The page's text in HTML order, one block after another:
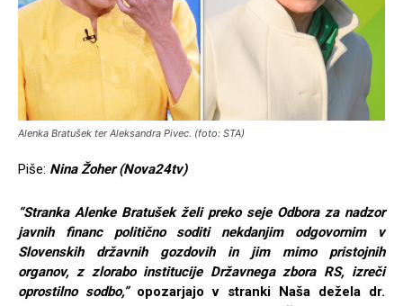
Alenka Bratušek ter Aleksandra Pivec. (foto: STA)
Piše: Nina Žoher (Nova24tv)
“Stranka Alenke Bratušek želi preko seje Odbora za nadzor
javnih financ politično soditi nekdanjim odgovornim v
Slovenskih državnih gozdovih in jim mimo pristojnih
organov, z zlorabo institucije Državnega zbora RS, izreči
oprostilno sodbo,”opozarjajo v stranki Naša dežela dr.